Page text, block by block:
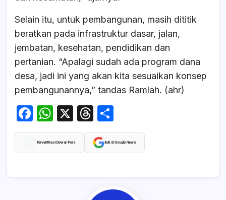
Selain itu, untuk pembangunan, masih dititik
beratkan pada infrastruktur dasar, jalan,
jembatan, kesehatan, pendidikan dan
pertanian. “Apalagi sudah ada program dana
desa, jadi ini yang akan kita sesuaikan konsep
pembangunannya,” tandas Ramlah. (ahr)
F
a
c
W
h
at
X
T
hr
e
s
h
ar
Terverifikasi Dewan Pers Ikuti di Google News